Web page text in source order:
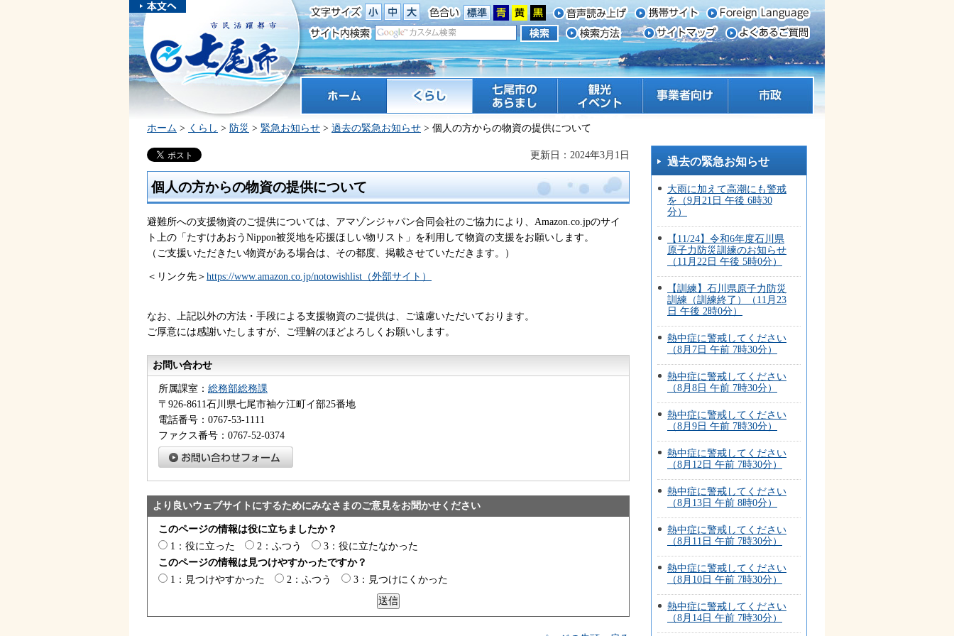
本文へスキ
ップしま
す。
市民活躍都市 七尾市
くらし 七尾市のあらまし 観光 イベント
ホーム > くらし > 防災 > 緊急お知らせ > 過去の緊急お知らせ > 個人の方からの物資の提供について
更新日：2024年3月1日
個人の方からの物資の提供について
避難所への支援物資のご提供については、アマゾンジャパン合同会社のご協力により、Amazon.co.jpのサイ
ト上の「たすけあおうNippon被災地を応援ほしい物リスト」を利用して物資の支援をお願いします。
（ご支援いただきたい物資がある場合は、その都度、掲載させていただきます。）
＜リンク先＞ https://www.amazon.co.jp/notowishlist（外部サイト）
なお、上記以外の方法・手段による支援物資のご提供は、ご遠慮いただいております。
ご厚意には感謝いたしますが、ご理解のほどよろしくお願いします。
お問い合わせ
所属課室： 総務部総務課
〒926-8611石川県七尾市袖ケ江町イ部25番地
電話番号：0767-53-1111
ファクス番号：0767-52-0374
より良いウェブサイトにするためにみなさまのご意見をお聞かせください
このページの情報は役に立ちましたか？
1：役に立った
2：ふつう
3：役に立たなかった
このページの情報は見つけやすかったですか？
1：見つけやすかった
2：ふつう 3：見つけにくかった
過去の緊急お知らせ
大雨に加えて高潮にも警戒
を（9月21日 午後 6時30
分）
【11/24】令和6年度石川県
原子力防災訓練のお知らせ
（11月22日 午後 5時0分）
【訓練】石川県原子力防災
訓練（訓練終了）（11月23
日 午後 2時0分）
熱中症に警戒してください
（8月7日 午前 7時30分）
熱中症に警戒してください
（8月8日 午前 7時30分）
熱中症に警戒してください
（8月9日 午前 7時30分）
熱中症に警戒してください
（8月12日 午前 7時30分）
熱中症に警戒してください
（8月13日 午前 8時0分）
熱中症に警戒してください
（8月11日 午前 7時30分）
熱中症に警戒してください
（8月10日 午前 7時30分）
熱中症に警戒してください
（8月14日 午前 7時30分）